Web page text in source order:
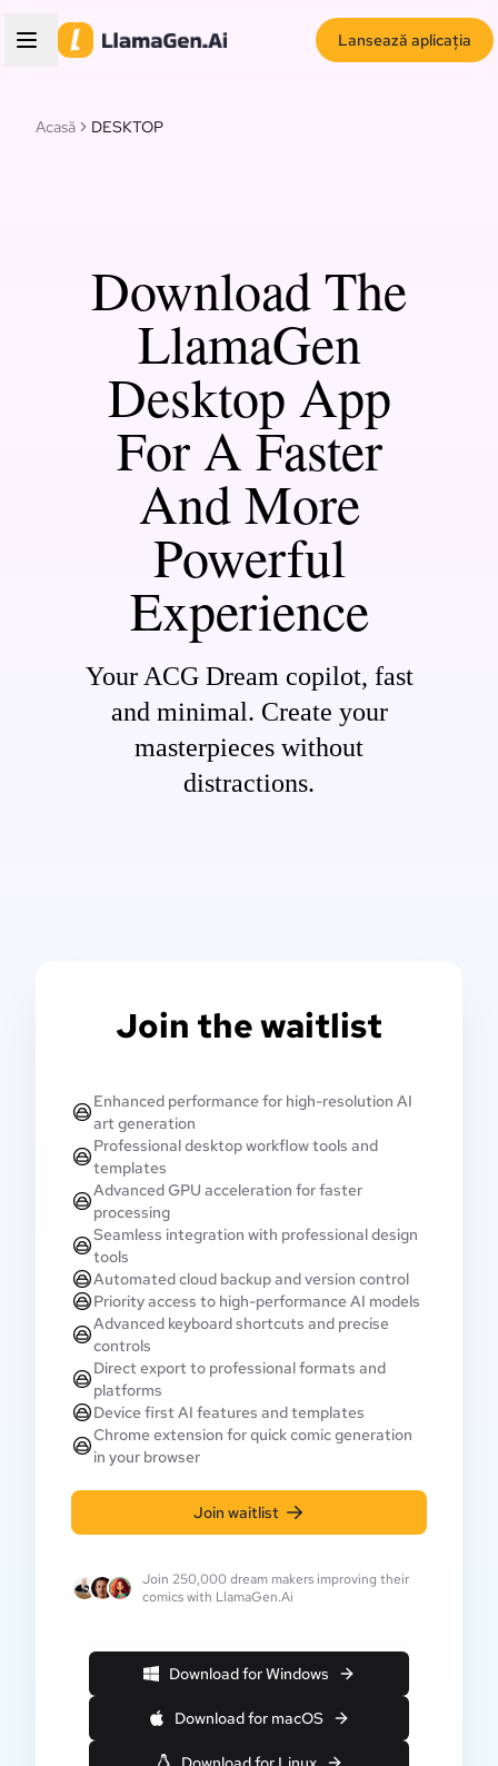
Lansează aplicația
Acasă DESKTOP
Download The
LlamaGen
Desktop App
For A Faster
And More
Powerful
Experience
Your ACG Dream copilot, fast
and minimal. Create your
masterpieces without
distractions.
Join the waitlist
Enhanced performance for high-resolution AI
art generation
Professional desktop workflow tools and
templates
Advanced GPU acceleration for faster
processing
Seamless integration with professional design
tools
Automated cloud backup and version control
Priority access to high-performance AI models
Advanced keyboard shortcuts and precise
controls
Direct export to professional formats and
platforms
Device first AI features and templates
Chrome extension for quick comic generation
in your browser
Join waitlist
Join 250,000 dream makers improving their
comics with LlamaGen.Ai
Download for Windows
Download for macOS